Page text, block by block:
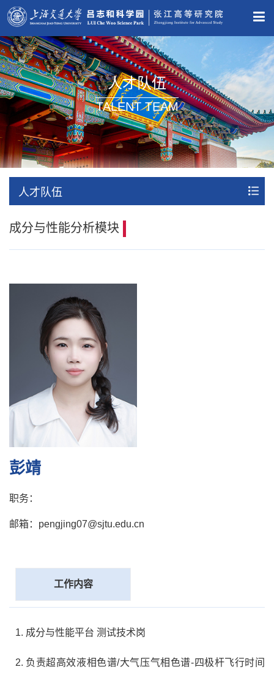
人才队伍
TALENT TEAM
人才队伍
成分与性能分析模块
彭靖
职务：
邮箱：pengjing07@sjtu.edu.cn
工作内容
成分与性能平台 测试技术岗
负责超高效液相色谱/大气压气相色谱-四极杆飞行时间